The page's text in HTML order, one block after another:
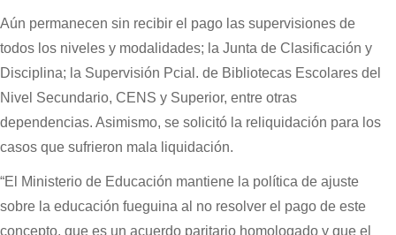
Aún permanecen sin recibir el pago las supervisiones de
todos los niveles y modalidades; la Junta de Clasificación y
Disciplina; la Supervisión Pcial. de Bibliotecas Escolares del
Nivel Secundario, CENS y Superior, entre otras
dependencias. Asimismo, se solicitó la reliquidación para los
casos que sufrieron mala liquidación.
“El Ministerio de Educación mantiene la política de ajuste
sobre la educación fueguina al no resolver el pago de este
concepto, que es un acuerdo paritario homologado y que el